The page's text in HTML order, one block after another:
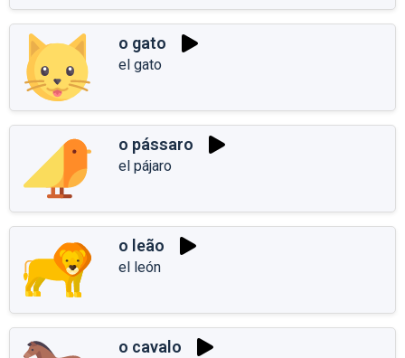
o gato
el gato
o pássaro
el pájaro
o leão
el león
o cavalo